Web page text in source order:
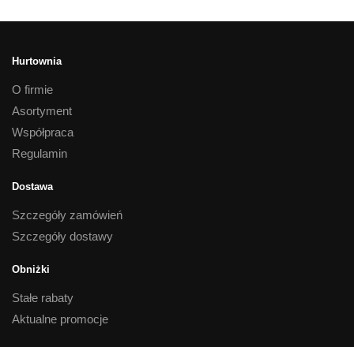
Hurtownia
O firmie
Asortyment
Współpraca
Regulamin
Dostawa
Szczegóły zamówień
Szczegóły dostawy
Obniżki
Stałe rabaty
Aktualne promocje